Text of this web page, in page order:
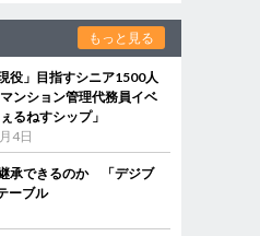
もっと見る
役」目指すシニア1500人
ンション管理代務員イベ
るねすシップ」
4日
承できるのか 「デジブ
ーブル